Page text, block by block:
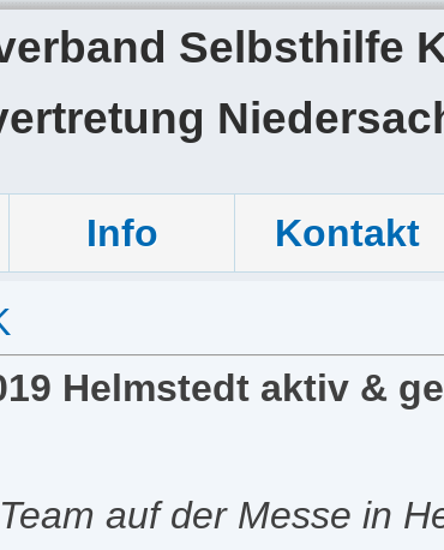
Selbsthilfe
Info Kontakt
Helmstedt aktiv &
auf der Messe in